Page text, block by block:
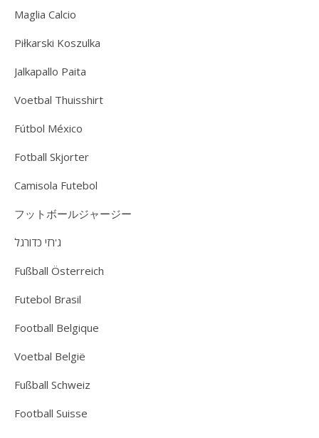
Maglia Calcio
Piłkarski Koszulka
Jalkapallo Paita
Voetbal Thuisshirt
Fútbol México
Fotball Skjorter
Camisola Futebol
フットボールジャージー
ג'רזי כדורגל
Fußball Österreich
Futebol Brasil
Football Belgique
Voetbal België
Fußball Schweiz
Football Suisse